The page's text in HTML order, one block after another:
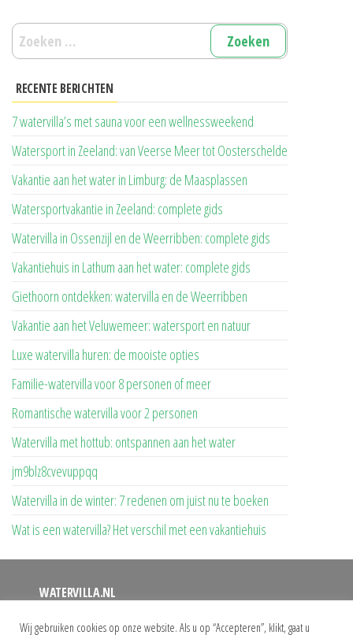
Zoeken
naar:
RECENTE BERICHTEN
7 watervilla’s met sauna voor een wellnessweekend
Watersport in Zeeland: van Veerse Meer tot Oosterschelde
Vakantie aan het water in Limburg: de Maasplassen
Watersportvakantie in Zeeland: complete gids
Watervilla in Ossenzijl en de Weerribben: complete gids
Vakantiehuis in Lathum aan het water: complete gids
Giethoorn ontdekken: watervilla en de Weerribben
Vakantie aan het Veluwemeer: watersport en natuur
Luxe watervilla huren: de mooiste opties
Familie-watervilla voor 8 personen of meer
Romantische watervilla voor 2 personen
Watervilla met hottub: ontspannen aan het water
jm9blz8cvevuppqq
Watervilla in de winter: 7 redenen om juist nu te boeken
Wat is een watervilla? Het verschil met een vakantiehuis
WATERVILLA.NL
Op deze website vindt u een overzicht van alle watervilla’s
Wij gebruiken cookies op onze website. Als u op “Accepteren”, klikt, gaat u